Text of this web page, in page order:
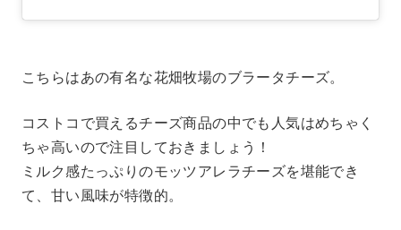
こちらはあの有名な花畑牧場のブラータチーズ。
コストコで買えるチーズ商品の中でも人気はめちゃく
ちゃ高いので注目しておきましょう！
ミルク感たっぷりのモッツアレラチーズを堪能でき
て、甘い風味が特徴的。